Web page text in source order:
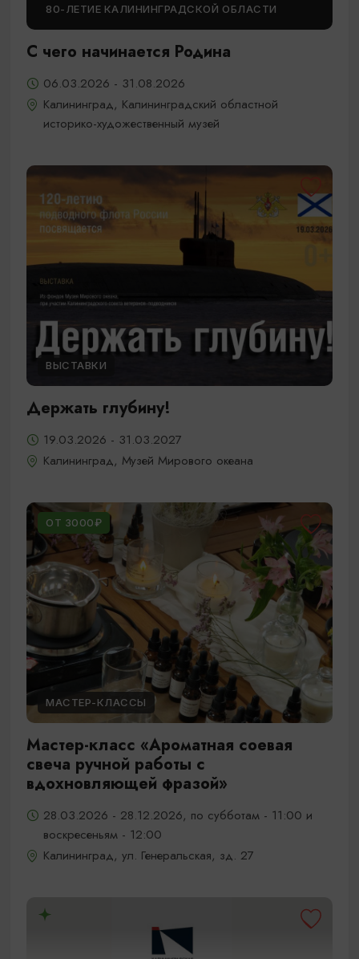
80-ЛЕТИЕ КАЛИНИНГРАДСКОЙ ОБЛАСТИ
С чего начинается Родина
06.03.2026 - 31.08.2026
Калининград, Калининградский областной
историко-художественный музей
ВЫСТАВКИ
Держать глубину!
19.03.2026 - 31.03.2027
Калининград, Музей Мирового океана
ОТ 3000₽
МАСТЕР-КЛАССЫ
Мастер-класс «Ароматная соевая
свеча ручной работы с
вдохновляющей фразой»
28.03.2026 - 28.12.2026, по субботам - 11:00 и
воскресеньям - 12:00
Калининград, ул. Генеральская, зд. 27